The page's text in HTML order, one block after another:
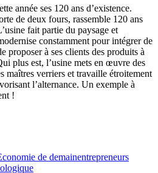
année ses 120 ans d’existence.
de deux fours, rassemble 120 ans
fait partie du paysage et
constamment pour intégrer de
proposer à ses clients des produits à
plus est, l’usine mets en œuvre des
maîtres verriers et travaille étroitement
l’alternance. Un exemple à
!
de demainentrepreneurs